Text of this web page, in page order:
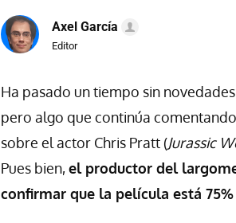
Axel García
Editor
Ha pasado un tiempo sin
pero algo que continúa
sobre el actor Chris Pratt (Jurassic
Pues bien,el productor del
confirmar que la película está